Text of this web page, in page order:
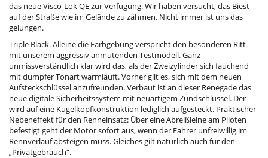
das neue Visco-Lok QE zur Verfügung. Wir haben versucht, das Biest
auf der Straße wie im Gelände zu zähmen. Nicht immer ist uns das
gelungen.
Triple Black. Alleine die Farbgebung verspricht den besonderen Ritt
mit unserem aggressiv anmutenden Testmodell. Ganz
unmissverständlich klar wird das, als der Zweizylinder sich fauchend
mit dumpfer Tonart warmläuft. Vorher gilt es, sich mit dem neuen
Aufsteckschlüssel anzufreunden. Verbaut ist an dieser Renegade das
neue digitale Sicherheitssystem mit neuartigem Zündschlüssel. Der
wird auf eine Kugelkopfkonstruktion lediglich aufgesteckt. Praktischer
Nebeneffekt für den Renneinsatz: Über eine Abreißleine am Piloten
befestigt geht der Motor sofort aus, wenn der Fahrer unfreiwillig im
Rennverlauf absteigen muss. Gleiches gilt natürlich auch für den
„Privatgebrauch“.